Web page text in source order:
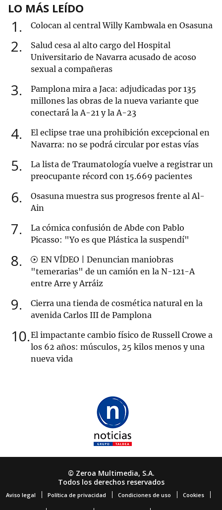
LO MÁS LEÍDO
1 Colocan al central Willy Kambwala en Osasuna
2
Salud cesa al alto cargo del Hospital
Universitario de Navarra acusado de acoso
sexual a compañeras
3
Pamplona mira a Jaca: adjudicadas por 135
millones las obras de la nueva variante que
conectará la A-21 y la A-23
4
El eclipse trae una prohibición excepcional en
Navarra: no se podrá circular por estas vías
5
La lista de Traumatología vuelve a registrar un
preocupante récord con 15.669 pacientes
6
Osasuna muestra sus progresos frente al Al-
Ain
7
La cómica confusión de Abde con Pablo
Picasso: "Yo es que Plástica la suspendí"
8
EN VÍDEO | Denuncian maniobras
"temerarias" de un camión en la N-121-A
entre Arre y Arráiz
9
Cierra una tienda de cosmética natural en la
avenida Carlos III de Pamplona
10 El impactante cambio físico de Russell Crowe a
los 62 años: músculos, 25 kilos menos y una
nueva vida
© Zeroa Multimedia, S.A.
Todos los derechos reservados
Aviso legal Política de privacidad Condiciones de uso Cookies